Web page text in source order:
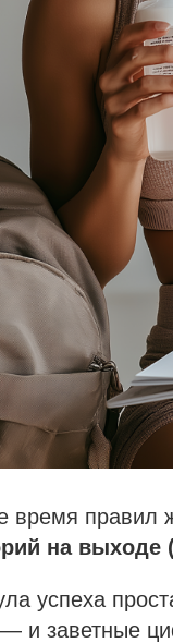
время правил
на выходе
успеха
и заветные